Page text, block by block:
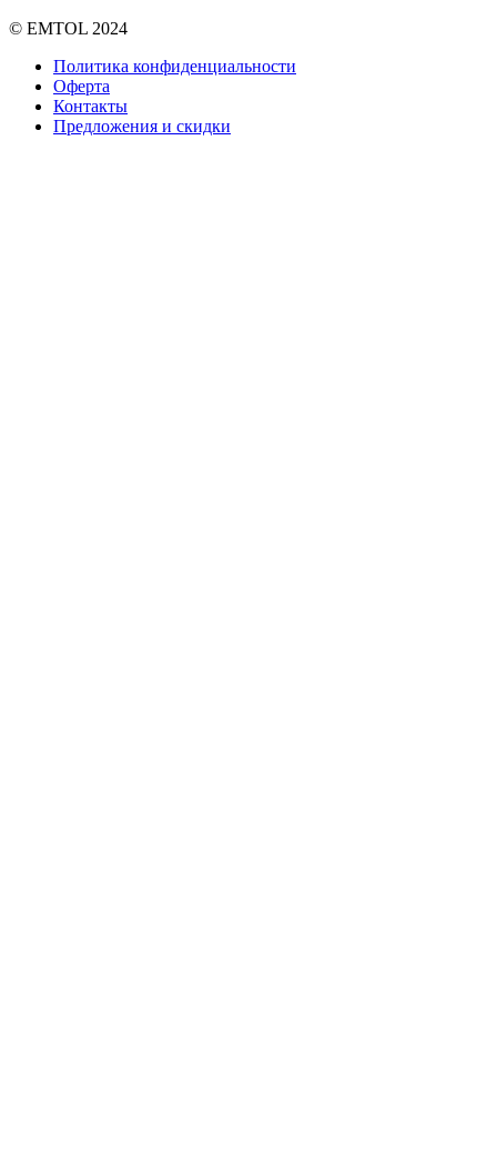
© EMTOL 2024
Политика конфиденциальности
Оферта
Контакты
Предложения и скидки